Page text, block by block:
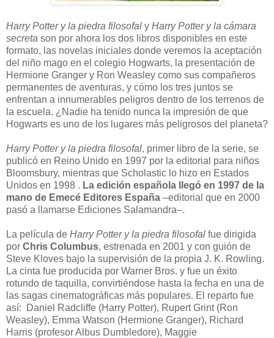
Harry Potter y la piedra filosofal y Harry Potter y la cámara
secreta son por ahora los dos libros disponibles en este
formato, las novelas iniciales donde veremos la aceptación
del niño mago en el colegio Hogwarts, la presentación de
Hermione Granger y Ron Weasley como sus compañeros
permanentes de aventuras, y cómo los tres juntos se
enfrentan a innumerables peligros dentro de los terrenos de
la escuela. ¿Nadie ha tenido nunca la impresión de que
Hogwarts es uno de los lugares más peligrosos del planeta?
Harry Potter y la piedra filosofal, primer libro de la serie, se
publicó en Reino Unido en 1997 por la editorial para niños
Bloomsbury, mientras que Scholastic lo hizo en Estados
Unidos en 1998 . La edición española llegó en 1997 de la
mano de Emecé Editores España –editorial que en 2000
pasó a llamarse Ediciones Salamandra–.
La película de Harry Potter y la piedra filosofal fue dirigida
por Chris Columbus, estrenada en 2001 y con guión de
Steve Kloves bajo la supervisión de la propia J. K. Rowling.
La cinta fue producida por Warner Bros. y fue un éxito
rotundo de taquilla, convirtiéndose hasta la fecha en una de
las sagas cinematográficas más populares. El reparto fue
así: Daniel Radcliffe (Harry Potter), Rupert Grint (Ron
Weasley), Emma Watson (Hermione Granger), Richard
Harris (profesor Albus Dumbledore), Maggie